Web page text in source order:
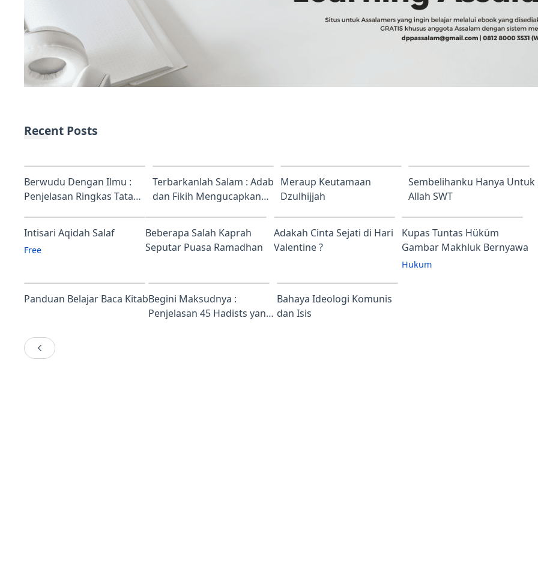
Recent Posts
Berwudu Dengan Ilmu :
Penjelasan Ringkas Tata
Terbarkanlah Salam : Adab
dan Fikih Mengucapkan
Meraup Keutamaan
Dzulhijjah
Sembelihanku Hanya Untuk
Allah SWT
Intisari Aqidah Salaf
Free
Beberapa Salah Kaprah
Seputar Puasa Ramadhan
Adakah Cinta Sejati di Hari
Valentine ?
Kupas Tuntas Hüküm
Gambar Makhluk Bernyawa
Hukum
Panduan Belajar Baca KitabBegini Maksudnya :
Penjelasan 45 Hadists yang
Bahaya Ideologi Komunis
dan Isis